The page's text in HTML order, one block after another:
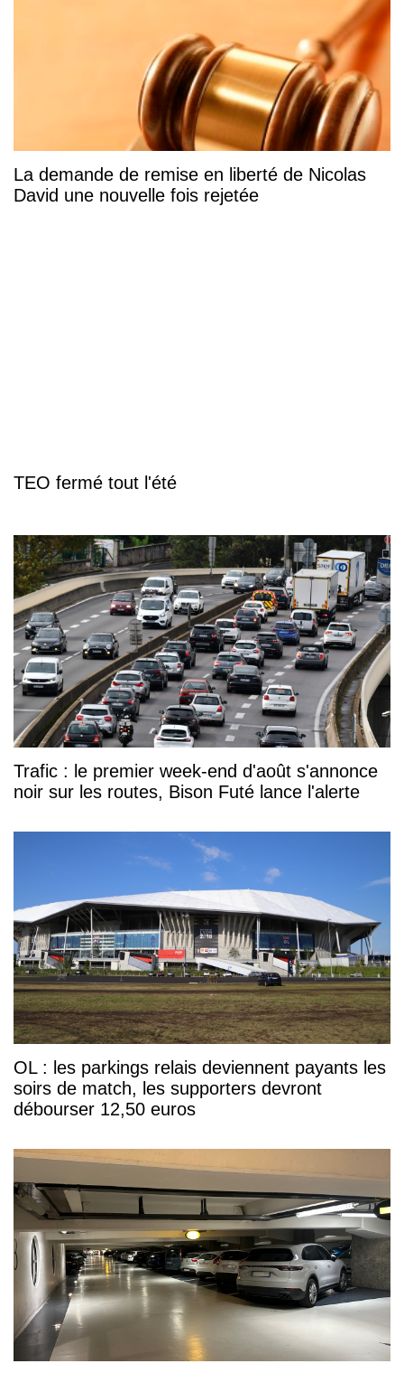
La demande de remise en liberté de Nicolas
David une nouvelle fois rejetée
TEO fermé tout l'été
Trafic : le premier week-end d'août s'annonce
noir sur les routes, Bison Futé lance l'alerte
OL : les parkings relais deviennent payants les
soirs de match, les supporters devront
débourser 12,50 euros